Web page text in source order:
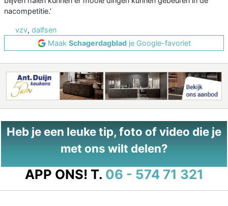
nacompetitie.’
vzv, dalfsen
Maak Schagerdagbladje Google-favoriet
Heb je een leuke tip, foto of video die je
met ons wilt delen?
APP ONS! T. 06 - 574 71 321